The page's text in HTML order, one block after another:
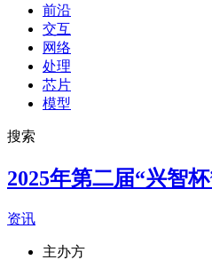
前沿
交互
网络
处理
芯片
模型
搜索
2025年第二届“兴智
资讯
主办方